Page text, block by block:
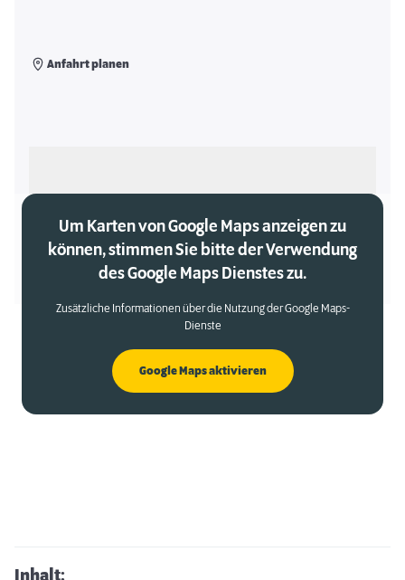
Anfahrt planen
Um Karten von Google Maps anzeigen zu
können, stimmen Sie bitte der Verwendung
des Google Maps Dienstes zu.
Zusätzliche Informationen über die Nutzung der Google Maps-
Dienste
Google Maps aktivieren
Inhalt: